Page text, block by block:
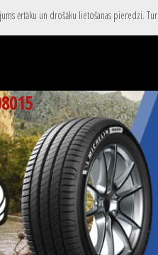
ērtāku un drošāku lietošanas pieredzi.